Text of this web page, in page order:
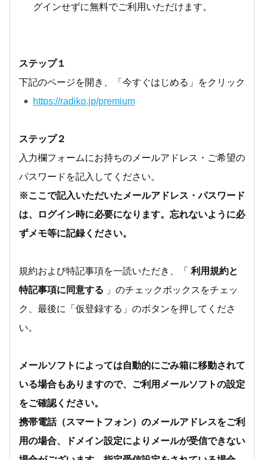
グインせずに無料でご利用いただけます。
ステップ１
下記のページを開き、「今すぐはじめる」をクリック
https://radiko.jp/premium
ステップ２
入力欄フォームにお持ちのメールアドレス・ご希望の
パスワードを記入してください。
※ここで記入いただいたメールアドレス・パスワード
は、ログイン時に必要になります。忘れないように必
ずメモ等に記録ください。
規約および特記事項を一読いただき、「 利用規約と
特記事項に同意する 」のチェックボックスをチェッ
ク、最後に「仮登録する」のボタンを押してくださ
い。
メールソフトによっては自動的にごみ箱に移動されて
いる場合もありますので、ご利用メールソフトの設定
をご確認ください。
携帯電話（スマートフォン）のメールアドレスをご利
用の場合、ドメイン設定によりメールが受信できない